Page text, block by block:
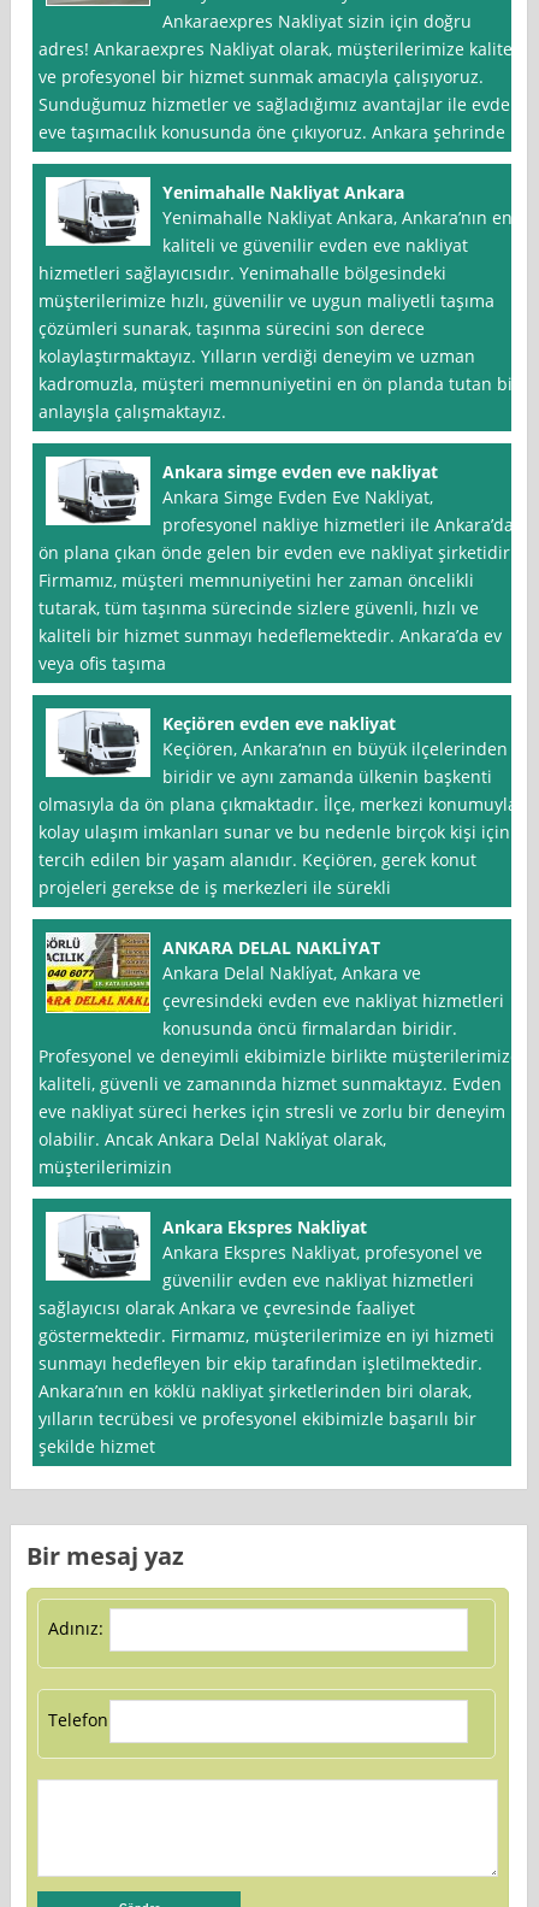
Ankaraexpres Nakliyat sizin için doğru
adres! Ankaraexpres Nakliyat olarak, müşterilerimize kaliteli
ve profesyonel bir hizmet sunmak amacıyla çalışıyoruz.
Sunduğumuz hizmetler ve sağladığımız avantajlar ile evden
eve taşımacılık konusunda öne çıkıyoruz. Ankara şehrinde
Yenimahalle Nakliyat Ankara
Yenimahalle Nakliyat Ankara, Ankara’nın en
kaliteli ve güvenilir evden eve nakliyat
hizmetleri sağlayıcısıdır. Yenimahalle bölgesindeki
müşterilerimize hızlı, güvenilir ve uygun maliyetli taşıma
çözümleri sunarak, taşınma sürecini son derece
kolaylaştırmaktayız. Yılların verdiği deneyim ve uzman
kadromuzla, müşteri memnuniyetini en ön planda tutan bir
anlayışla çalışmaktayız.
Ankara simge evden eve nakliyat
Ankara Simge Evden Eve Nakliyat,
profesyonel nakliye hizmetleri ile Ankara’da
ön plana çıkan önde gelen bir evden eve nakliyat şirketidir.
Firmamız, müşteri memnuniyetini her zaman öncelikli
tutarak, tüm taşınma sürecinde sizlere güvenli, hızlı ve
kaliteli bir hizmet sunmayı hedeflemektedir. Ankara’da ev
veya ofis taşıma
Keçiören evden eve nakliyat
Keçiören, Ankara‘nın en büyük ilçelerinden
biridir ve aynı zamanda ülkenin başkenti
olmasıyla da ön plana çıkmaktadır. İlçe, merkezi konumuyla
kolay ulaşım imkanları sunar ve bu nedenle birçok kişi için
tercih edilen bir yaşam alanıdır. Keçiören, gerek konut
projeleri gerekse de iş merkezleri ile sürekli
ANKARA DELAL NAKLİYAT
Ankara Delal Nakli̇yat, Ankara ve
çevresindeki evden eve nakliyat hizmetleri
konusunda öncü firmalardan biridir.
Profesyonel ve deneyimli ekibimizle birlikte müşterilerimize
kaliteli, güvenli ve zamanında hizmet sunmaktayız. Evden
eve nakliyat süreci herkes için stresli ve zorlu bir deneyim
olabilir. Ancak Ankara Delal Nakli̇yat olarak,
müşterilerimizin
Ankara Ekspres Nakliyat
Ankara Ekspres Nakliyat, profesyonel ve
güvenilir evden eve nakliyat hizmetleri
sağlayıcısı olarak Ankara ve çevresinde faaliyet
göstermektedir. Firmamız, müşterilerimize en iyi hizmeti
sunmayı hedefleyen bir ekip tarafından işletilmektedir.
Ankara’nın en köklü nakliyat şirketlerinden biri olarak,
yılların tecrübesi ve profesyonel ekibimizle başarılı bir
şekilde hizmet
Bir mesaj yaz
Adınız:
Telefon: